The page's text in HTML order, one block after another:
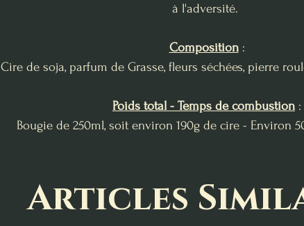
à l'adversité.
Composition:
Cire de soja, parfum de Grasse, fleurs séchées, pierre
Poids total - Temps de combustion :
Bougie de 250ml, soit environ 190g de cire - Environ
Articles